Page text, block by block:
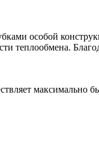
особой
теплообмена.
максимально